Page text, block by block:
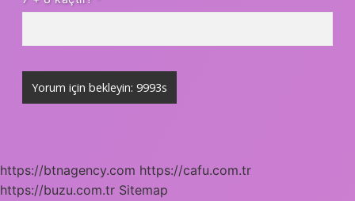
https://btnagency.com https://cafu.com.tr
https://buzu.com.tr Sitemap